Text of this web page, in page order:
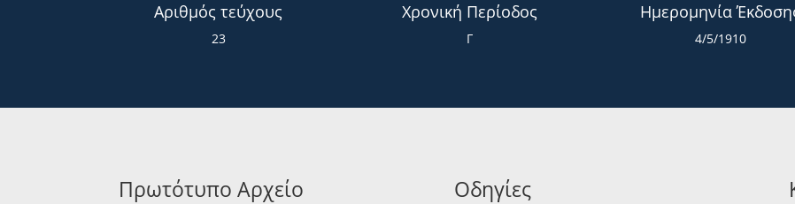
Αριθμός τεύχους
23
Χρονική Περίοδος
Γ
Ημερομηνία
4/5/1910
Πρωτότυπο Αρχείο Οδηγίες